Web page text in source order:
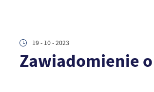
19 - 10 - 2023
Zawiadomienie